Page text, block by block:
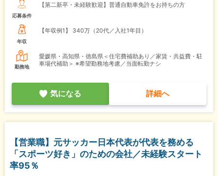
応募条件
【第二新卒・未経験歓迎】普通自動車免許をお持ちの方
年収
【年収例1】 340万（20代／入社1年目）
勤務地
愛媛県・高知県・徳島県＜住宅費補助あり／家賃・共益費・駐
車場代補助＞ ※希望勤務地考慮／当面転勤ナシ
気になる 詳細へ
【営業職】元サッカー日本代表が代表を務める
「スポーツ好き」のための会社／未経験スタート
率95％